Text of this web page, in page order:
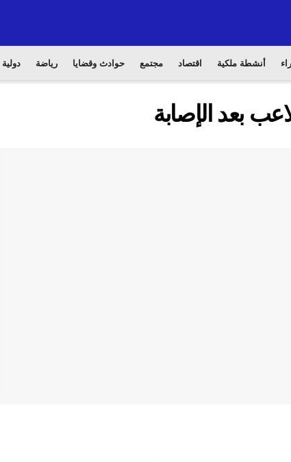
أنشطة ملكية اقتصاد مجتمع حوادث وقضايا رياضة دولية
بعد الإصابة